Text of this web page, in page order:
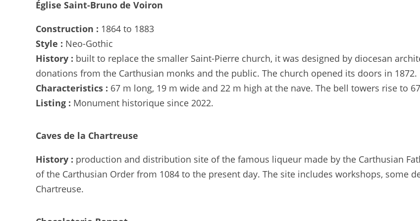
Église Saint-Bruno de Voiron
Construction : 1864 to 1883
Style : Neo-Gothic
History : built to replace the smaller Saint-Pierre church, it was designed by diocesan
donations from the Carthusian monks and the public. The church opened its doors in 1872.
Characteristics : 67 m long, 19 m wide and 22 m high at the nave. The bell towers rise to
Listing : Monument historique since 2022.
Caves de la Chartreuse
History : production and distribution site of the famous liqueur made by the Carthusian
of the Carthusian Order from 1084 to the present day. The site includes workshops, some
Chartreuse.